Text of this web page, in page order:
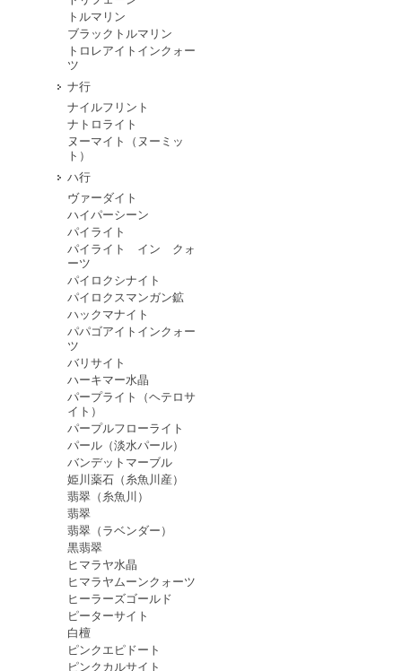
トルマリン
ブラックトルマリン
トロレアイトインクォー
ツ
ナ行
ナイルフリント
ナトロライト
ヌーマイト（ヌーミッ
ト）
ハ行
ヴァーダイト
ハイパーシーン
パイライト
パイライト イン クォ
ーツ
パイロクシナイト
パイロクスマンガン鉱
ハックマナイト
パパゴアイトインクォー
ツ
バリサイト
ハーキマー水晶
パープライト（ヘテロサ
イト）
パープルフローライト
パール（淡水パール）
バンデットマーブル
姫川薬石（糸魚川産）
翡翠（糸魚川）
翡翠
翡翠（ラベンダー）
黒翡翠
ヒマラヤ水晶
ヒマラヤムーンクォーツ
ヒーラーズゴールド
ピーターサイト
白檀
ピンクエピドート
ピンクカルサイト